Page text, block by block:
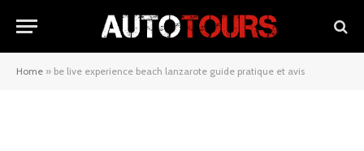
Home » be live experience beach lanzarote guide pratique et avis
be live experience beach
lanzarote guide pratique et avis